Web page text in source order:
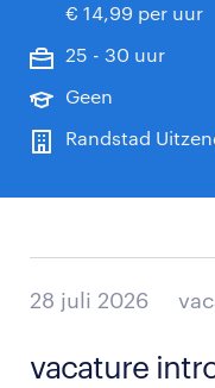
€ 14,99 per uur
25 - 30 uur
Geen
Randstad
28 juli 2026
vacature